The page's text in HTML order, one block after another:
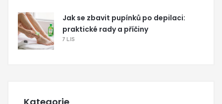
Jak se zbavit pupínků po depilaci:
praktické rady a příčiny
7 LIS